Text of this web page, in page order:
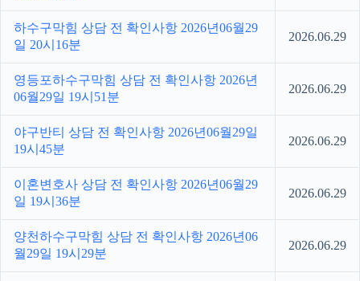
하수구막힘 상담 전 확인사항 2026년06월29
일 20시16분
2026.06.29
영등포하수구막힘 상담 전 확인사항 2026년
06월29일 19시51분
2026.06.29
야구반티 상담 전 확인사항 2026년06월29일
19시45분
2026.06.29
이혼변호사 상담 전 확인사항 2026년06월29
일 19시36분
2026.06.29
양천하수구막힘 상담 전 확인사항 2026년06
월29일 19시29분
2026.06.29